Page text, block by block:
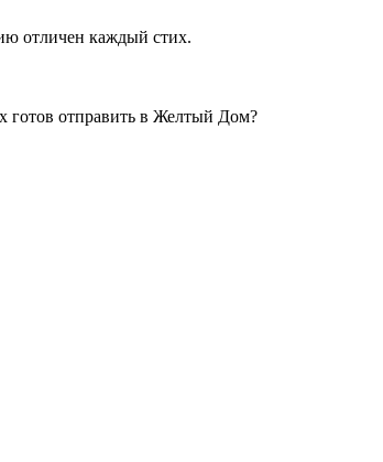
отличен каждый стих.
готов отправить в Желтый Дом?